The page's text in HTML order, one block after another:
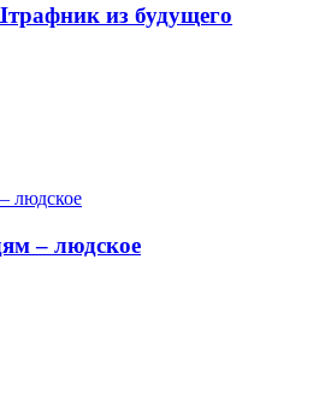
из будущего
– людское